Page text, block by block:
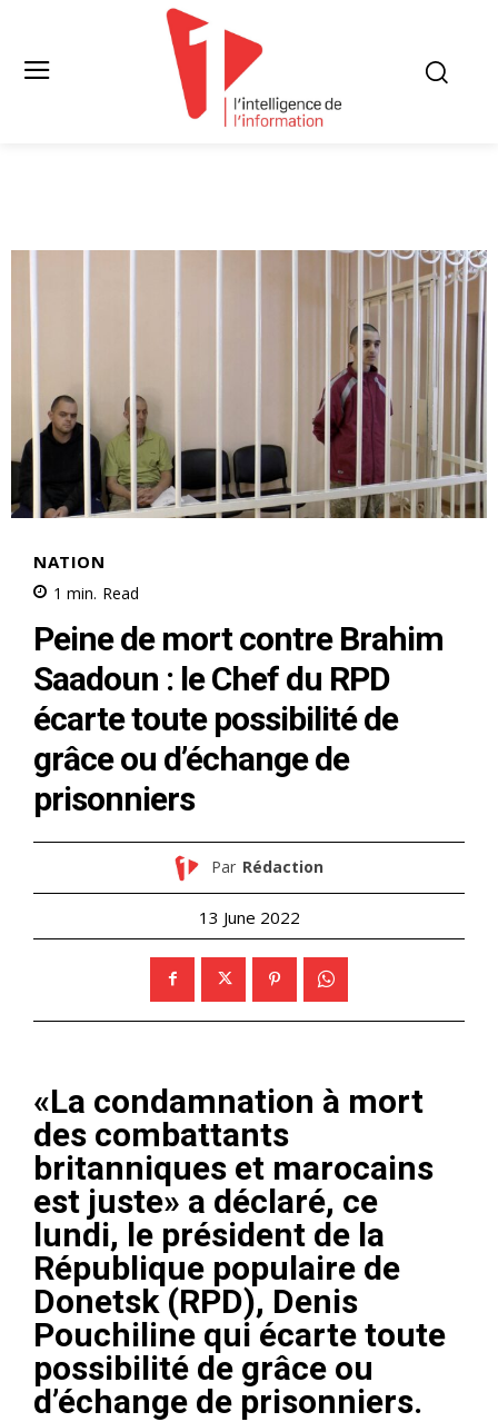
NATION
1 min. Read
Peine de mort contre Brahim
Saadoun : le Chef du RPD
écarte toute possibilité de
grâce ou d’échange de
prisonniers
Par Rédaction
13 June 2022
«La condamnation à mort
des combattants
britanniques et marocains
est juste» a déclaré, ce
lundi, le président de la
République populaire de
Donetsk (RPD), Denis
Pouchiline qui écarte toute
possibilité de grâce ou
d’échange de prisonniers.